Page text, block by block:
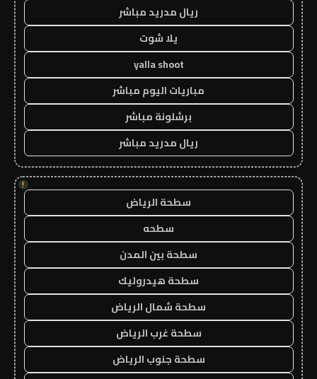
ريال مدريد مباشر
يلا شوت
yalla shoot
مباريات اليوم مباشر
برشلونة مباشر
ريال مدريد مباشر
!
سطحة الرياض
سطحه
سطحة بين المدن
سطحة هيدروليك
سطحة شمال الرياض
سطحة غرب الرياض
سطحة جنوب الرياض